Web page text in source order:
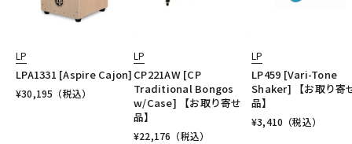
LP
LPA1331 [Aspire Cajon]
¥30,195 （税込）
LP
CP221AW [CP
Traditional Bongos
w/Case] 【お取り寄せ
品】
¥22,176 （税込）
LP
LP459 [Vari-Tone
Shaker] 【お取り寄
品】
¥3,410 （税込）